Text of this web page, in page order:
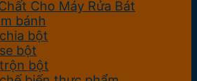
Cho Máy Rửa Bát
bánh
bột
bột
bột